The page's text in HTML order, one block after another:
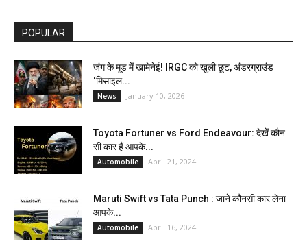
POPULAR
जंग के मूड में खामेनेई! IRGC को खुली छूट, अंडरग्राउंड
‘मिसाइल...
News January 10, 2026
Toyota Fortuner vs Ford Endeavour: देखें कौन
सी कार हैं आपके...
Automobile April 21, 2024
Maruti Swift vs Tata Punch : जाने कौनसी कार लेना
आपके...
Automobile April 16, 2024